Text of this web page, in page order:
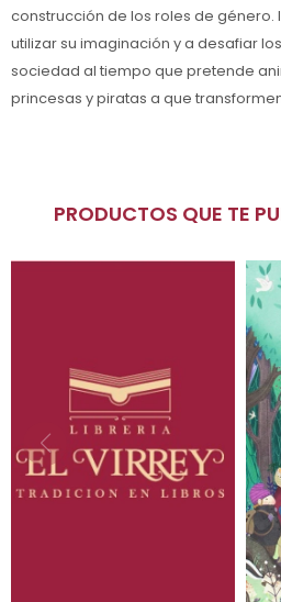
construcción de los roles de género.
utilizar su imaginación y a desafiar
sociedad al tiempo que pretende
princesas y piratas a que
PRODUCTOS QUE TE